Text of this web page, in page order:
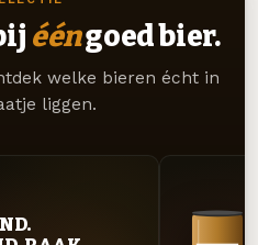
ééngoed bier.
welke bieren écht in
liggen.